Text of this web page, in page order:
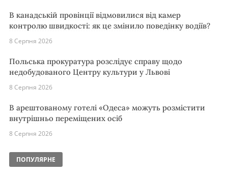
В канадській провінції відмовилися від камер
контролю швидкості: як це змінило поведінку водіїв?
8 Серпня 2026
Польська прокуратура розслідує справу щодо
недобудованого Центру культури у Львові
8 Серпня 2026
В арештованому готелі «Одеса» можуть розмістити
внутрішньо переміщених осіб
8 Серпня 2026
ПОПУЛЯРНЕ